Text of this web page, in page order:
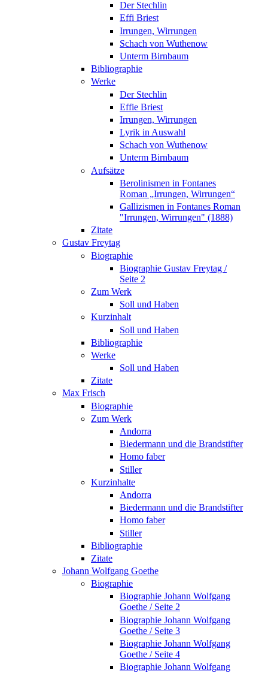
Der Stechlin
Effi Briest
Irrungen, Wirrungen
Schach von Wuthenow
Unterm Birnbaum
Bibliographie
Werke
Der Stechlin
Effie Briest
Irrungen, Wirrungen
Lyrik in Auswahl
Schach von Wuthenow
Unterm Birnbaum
Aufsätze
Berolinismen in Fontanes
Roman „Irrungen, Wirrungen“
Gallizismen in Fontanes Roman
"Irrungen, Wirrungen" (1888)
Zitate
Gustav Freytag
Biographie
Biographie Gustav Freytag /
Seite 2
Zum Werk
Soll und Haben
Kurzinhalt
Soll und Haben
Bibliographie
Werke
Soll und Haben
Zitate
Max Frisch
Biographie
Zum Werk
Andorra
Biedermann und die Brandstifter
Homo faber
Stiller
Kurzinhalte
Andorra
Biedermann und die Brandstifter
Homo faber
Stiller
Bibliographie
Zitate
Johann Wolfgang Goethe
Biographie
Biographie Johann Wolfgang
Goethe / Seite 2
Biographie Johann Wolfgang
Goethe / Seite 3
Biographie Johann Wolfgang
Goethe / Seite 4
Biographie Johann Wolfgang